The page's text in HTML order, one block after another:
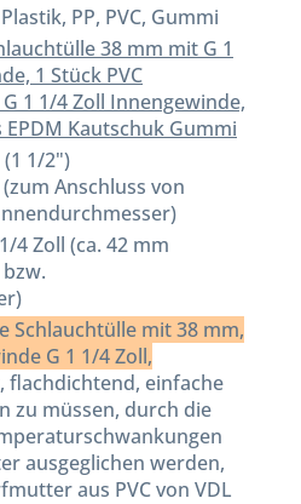
PP, PVC, Gummi
38 mm mit G 1
1 Stück PVC
1 1/4 Zoll Innengewinde,
Kautschuk Gummi
1/2")
Anschluss von
4 Zoll (ca. 42 mm
Schlauchtülle mit 38 mm,
G 1 1/4 Zoll,
einfache
zu müssen, durch die
ausgeglichen werden,
aus PVC von VDL